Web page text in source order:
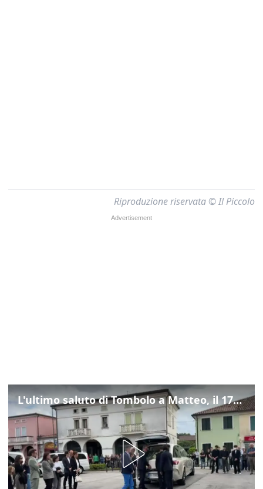
Riproduzione riservata © Il Piccolo
L'ultimo saluto di Tombolo a Matteo, il 17enne morto di tumore. Il video